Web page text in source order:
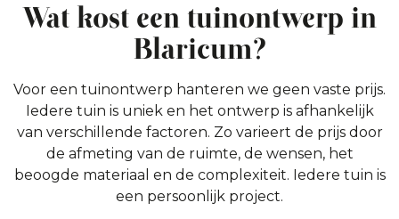
Wat kost een tuinontwerp in
Blaricum?
Voor een tuinontwerp hanteren we geen vaste prijs.
Iedere tuin is uniek en het ontwerp is afhankelijk
van verschillende factoren. Zo varieert de prijs door
de afmeting van de ruimte, de wensen, het
beoogde materiaal en de complexiteit. Iedere tuin is
een persoonlijk project.